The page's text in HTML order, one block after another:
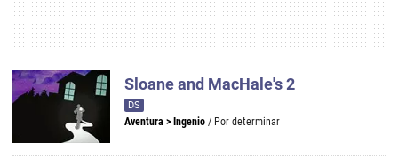
Sloane and MacHale's 2
DS
Aventura > Ingenio / Por determinar